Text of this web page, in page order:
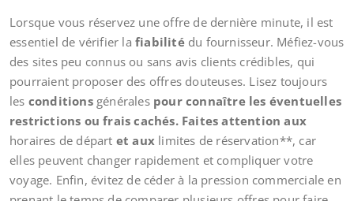
Lorsque vous réservez une offre de dernière minute, il est
essentiel de vérifier la fiabilitédu fournisseur. Méfiez-vous
des sites peu connus ou sans avis clients crédibles, qui
pourraient proposer des offres douteuses. Lisez toujours
les conditionsgénéralespour connaître les éventuelles
restrictions ou frais cachés. Faites attention aux
horaires de départ et aux limites de réservation**, car
elles peuvent changer rapidement et compliquer votre
voyage. Enfin, évitez de céder à la pression commerciale en